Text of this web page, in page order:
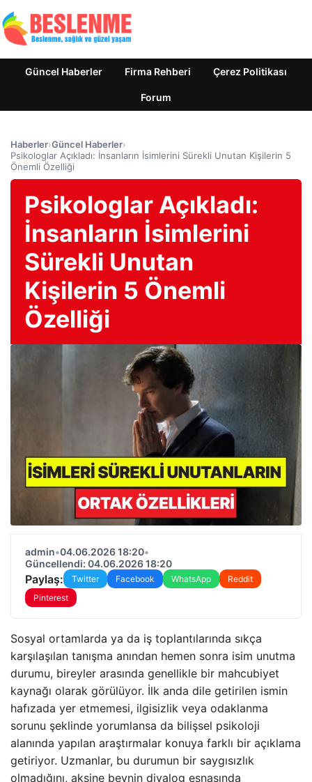
Güncel Haberler Firma Rehberi Çerez Politikası
Forum
Haberler›Güncel Haberler›
Psikologlar Açıkladı: İnsanların İsimlerini Sürekli Unutan Kişilerin 5
Önemli Özelliği
Psikologlar Açıkladı:
İnsanların İsimlerini
Sürekli Unutan
Kişilerin 5 Önemli
Özelliği
admin•04.06.2026 18:20•
Güncellendi: 04.06.2026 18:20
Paylaş: Twitter Facebook WhatsApp
Reddit
Pinterest
Sosyal ortamlarda ya da iş toplantılarında sıkça
karşılaşılan tanışma anından hemen sonra isim unutma
durumu, bireyler arasında genellikle bir mahcubiyet
kaynağı olarak görülüyor. İlk anda dile getirilen ismin
hafızada yer etmemesi, ilgisizlik veya odaklanma
sorunu şeklinde yorumlansa da bilişsel psikoloji
alanında yapılan araştırmalar konuya farklı bir açıklama
getiriyor. Uzmanlar, bu durumun bir saygısızlık
olmadığını, aksine beynin diyalog esnasında